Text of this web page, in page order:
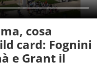
cosa
card: Fognini
e Grant il